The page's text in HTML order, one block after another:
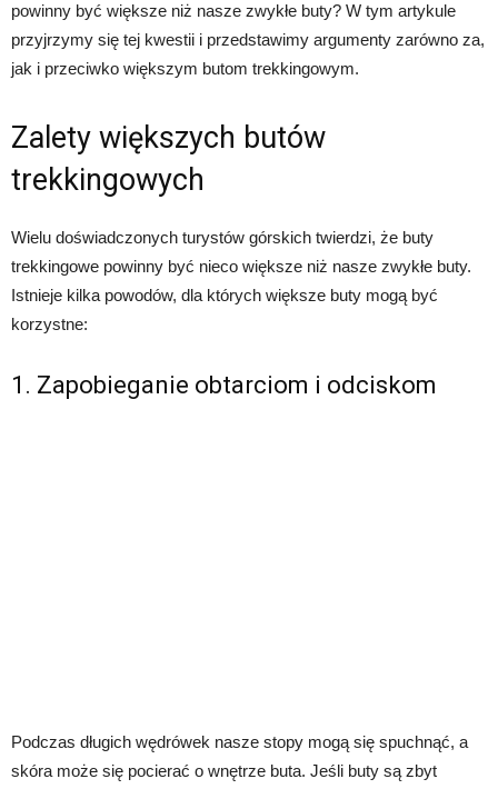
powinny być większe niż nasze zwykłe buty? W tym artykule
przyjrzymy się tej kwestii i przedstawimy argumenty zarówno za,
jak i przeciwko większym butom trekkingowym.
Zalety większych butów
trekkingowych
Wielu doświadczonych turystów górskich twierdzi, że buty
trekkingowe powinny być nieco większe niż nasze zwykłe buty.
Istnieje kilka powodów, dla których większe buty mogą być
korzystne:
1. Zapobieganie obtarciom i odciskom
Podczas długich wędrówek nasze stopy mogą się spuchnąć, a
skóra może się pocierać o wnętrze buta. Jeśli buty są zbyt